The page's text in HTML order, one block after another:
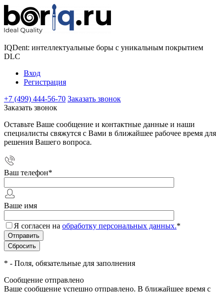
IQDent: интеллектуальные боры с уникальным покрытием
DLC
Вход
Регистрация
+7 (499) 444-56-70 Заказать звонок
Заказать звонок
Оставьте Ваше сообщение и контактные данные и наши
специалисты свяжутся с Вами в ближайшее рабочее время для
решения Вашего вопроса.
Ваш телефон*
Ваше имя
Я согласен на обработку персональных данных.*
* - Поля, обязательные для заполнения
Сообщение отправлено
Ваше сообщение успешно отправлено. В ближайшее время с